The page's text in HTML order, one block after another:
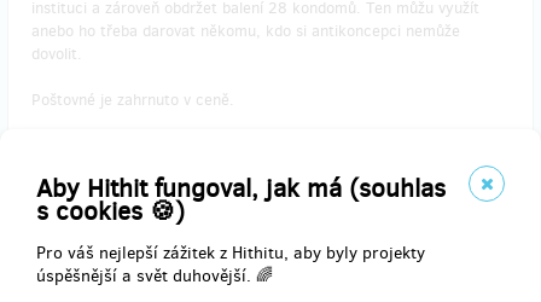
Aby Hithit fungoval, jak má (souhlas
s cookies 🍪)
Pro váš nejlepší zážitek z Hithitu, aby byly projekty
úspěšnější a svět duhovější. 🌈
instituci a zároveň obdržet balení 28 kondomů. Ten můžu využít
anebo ho třeba darovat někomu, kdo si antikoncepci nemůže
dovolit.
Poštovné je zahrnuto v ceně.
Doručení odměny: na poštovní adresu, do půl roku po ukončení
projektu na Hithitu